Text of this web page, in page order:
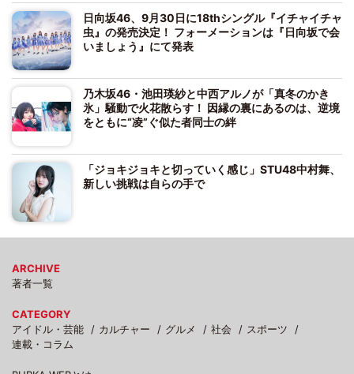
日向坂46、9月30日に18thシングル『イチャイチャ
虫』の発売決定！ フォーメーションは『日向坂で会
いましょう』にて発表
乃木坂46・池田瑛紗と中西アルノが「真冬のかき
氷」騒動で火花散らす！ 因縁の裏にあるのは、逆境
をともに“凌”ぐ似た者同士の絆
「ジョキジョキと切っていく感じ」STU48中村舞、
新しい挑戦は自らの手で
ARCHIVE
著者一覧
CATEGORY
アイドル・芸能
カルチャー グルメ 社会
スポーツ
連載・コラム